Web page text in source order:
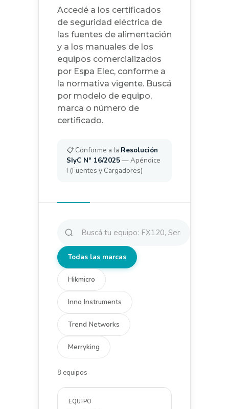
Accedé a los certificados
de seguridad eléctrica de
las fuentes de alimentación
y a los manuales de los
equipos comercializados
por Espa Elec, conforme a
la normativa vigente. Buscá
por modelo de equipo,
marca o número de
certificado.
📋 Conforme a la Resolución
SIyC N° 16/2025— Apéndice
I (Fuentes y Cargadores)
Todas las marcas
Hikmicro
Inno Instruments
Trend Networks
Merryking
8 equipos